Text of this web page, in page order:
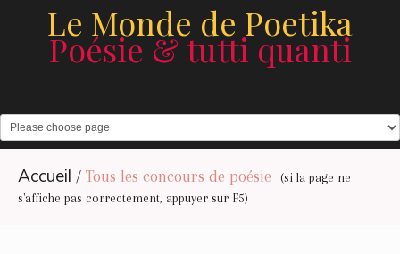
Le Monde de Poetika
Poésie & tutti quanti
Accueil / Tous les concours de poésie
(si la page ne
s'affiche pas correctement, appuyer sur F5)